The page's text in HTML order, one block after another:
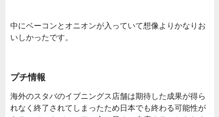
中にベーコンとオニオンが入っていて想像よりかなりお
いしかったです。
プチ情報
海外のスタバのイブニングス店舗は期待した成果が得ら
れなく終了されてしまったため日本でも終わる可能性が